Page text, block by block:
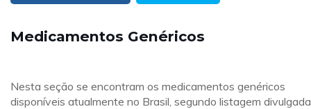
Medicamentos Genéricos
Nesta seção se encontram os medicamentos genéricos
disponíveis atualmente no Brasil, segundo listagem divulgada